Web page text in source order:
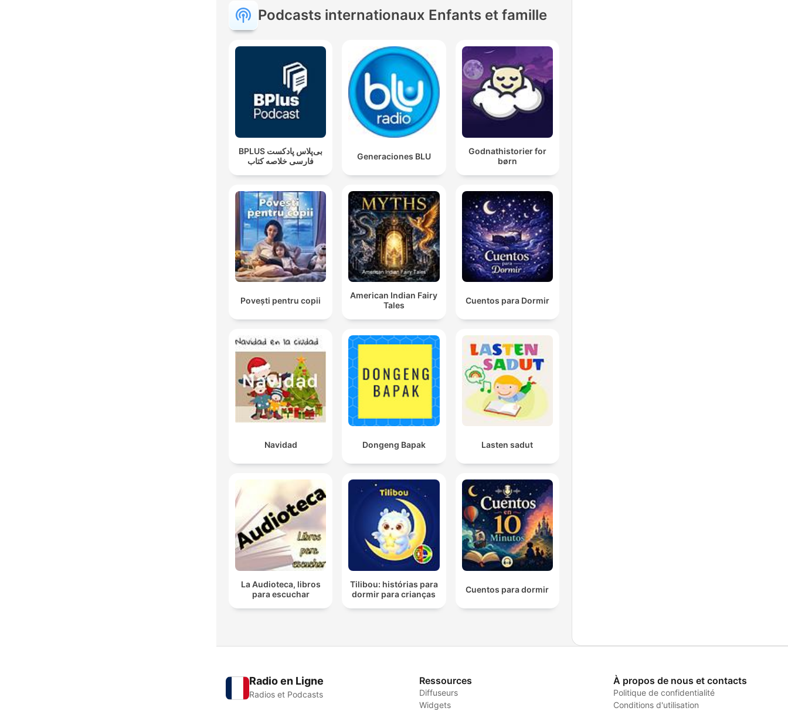
Podcasts internationaux Enfants et famille
‌BPLUS بی‌پلاس پادکست
فارسی خلاصه کتاب
Generaciones BLU
Godnathistorier for
børn
Povești pentru copii
American Indian Fairy
Tales
Cuentos para Dormir
Navidad Dongeng Bapak Lasten sadut
La Audioteca, libros
para escuchar
Tilibou: histórias para
dormir para crianças
Cuentos para dormir
Radio en Ligne
Radios et Podcasts
Ressources
Diffuseurs
Widgets
À propos de nous et contacts
Politique de confidentialité
Conditions d'utilisation